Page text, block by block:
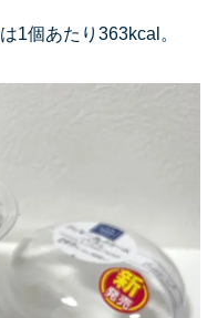
1個あたり363kcal。